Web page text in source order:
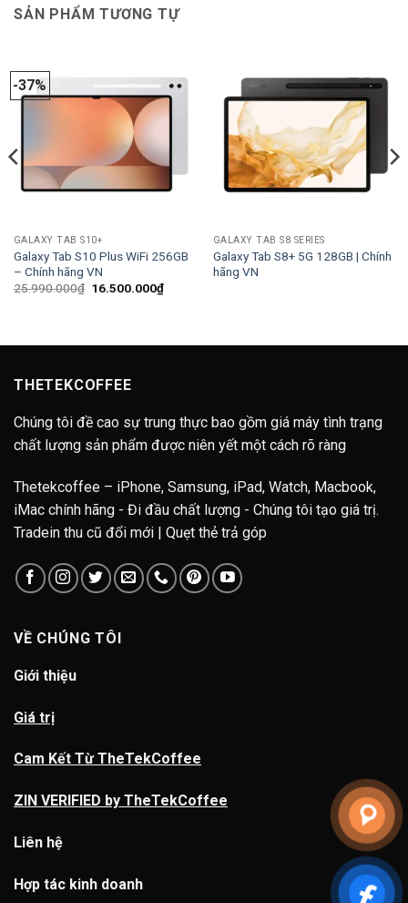
SẢN PHẨM TƯƠNG TỰ
-37%
GALAXY TAB S10+
Galaxy Tab S10 Plus WiFi 256GB
– Chính hãng VN
25.990.000₫ Giá
16.500.000₫Giá
hiện
GALAXY TAB S8 SERIES
Galaxy Tab S8+ 5G 128GB | Chính
hãng VN
THETEKCOFFEE
Chúng tôi đề cao sự trung thực bao gồm giá máy tình trạng
chất lượng sản phẩm được niên yết một cách rõ ràng
Thetekcoffee – iPhone, Samsung, iPad, Watch, Macbook,
iMac chính hãng - Đi đầu chất lượng - Chúng tôi tạo giá trị.
Tradein thu cũ đổi mới | Quẹt thẻ trả góp
VỀ CHÚNG TÔI
Giới thiệu
Giá trị
Cam Kết Từ TheTekCoffee
ZIN VERIFIED by TheTekCoffee
Liên hệ
Hợp tác kinh doanh